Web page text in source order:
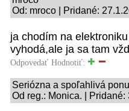
Od: mroco | Pridané:
ja chodím na
vyhodá,ale ja sa tam
Odpovedať Hodnotiť:
Seriózna a spoľahlivá
Od reg.: Monica. | Pridané: